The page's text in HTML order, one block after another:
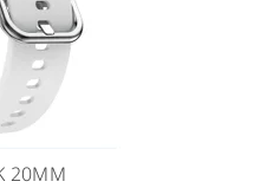
20MM